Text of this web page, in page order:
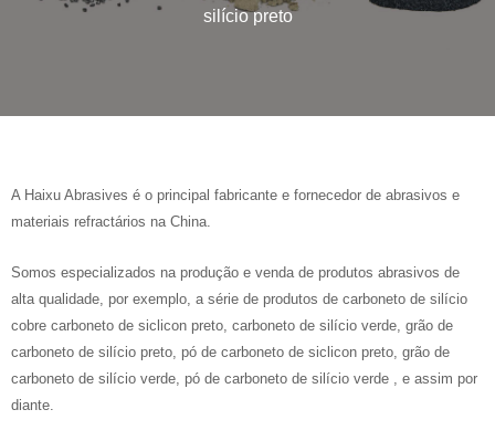
silício preto
A Haixu Abrasives é o principal fabricante e fornecedor de abrasivos e
materiais refractários na China.
Somos especializados na produção e venda de produtos abrasivos de
alta qualidade, por exemplo, a série de produtos de carboneto de silício
cobre carboneto de siclicon preto, carboneto de silício verde, grão de
carboneto de silício preto, pó de carboneto de siclicon preto, grão de
carboneto de silício verde, pó de carboneto de silício verde , e assim por
diante.